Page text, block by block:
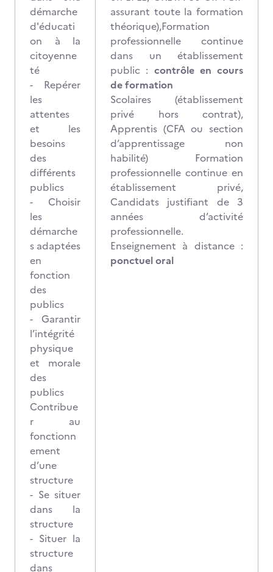
démarche
d'éducati
on à la
citoyenne
té
- Repérer
les
attentes
et les
besoins
des
différents
publics
- Choisir
les
démarche
s adaptées
en
fonction
des
publics
- Garantir
l’intégrité
physique
et morale
des
publics
Contribue
r au
fonctionn
ement
d’une
structure
- Se situer
dans la
structure
- Situer la
structure
dans
assurant toute la formation
théorique),Formation
professionnelle continue
dans un établissement
public : contrôle en cours
de formation
Scolaires (établissement
privé hors contrat),
Apprentis (CFA ou section
d’apprentissage non
habilité) Formation
professionnelle continue en
établissement privé,
Candidats justifiant de 3
années d’activité
professionnelle.
Enseignement à distance :
ponctuel oral